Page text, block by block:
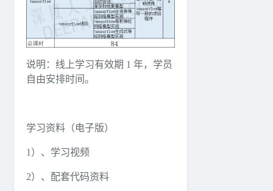
说明：线上学习有效期 1 年，学员
自由安排时间。
学习资料（电子版）
1）、学习视频
2）、配套代码资料